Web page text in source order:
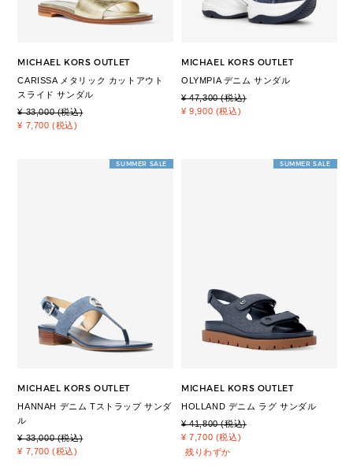
MICHAEL KORS OUTLET
CARISSA メタリック カットアウト
スライド サンダル
¥ 33,000 (税込)
¥ 7,700 (税込)
MICHAEL KORS OUTLET
OLYMPIA デニム サンダル
¥ 47,300 (税込)
¥ 9,900 (税込)
SUMMER SALE
MICHAEL KORS OUTLET
HANNAH デニム Tストラップ サンダ
ル
¥ 33,000 (税込)
¥ 7,700 (税込)
SUMMER SALE
MICHAEL KORS OUTLET
HOLLAND デニム ラグ サンダル
¥ 41,800 (税込)
¥ 7,700 (税込)
残りわずか